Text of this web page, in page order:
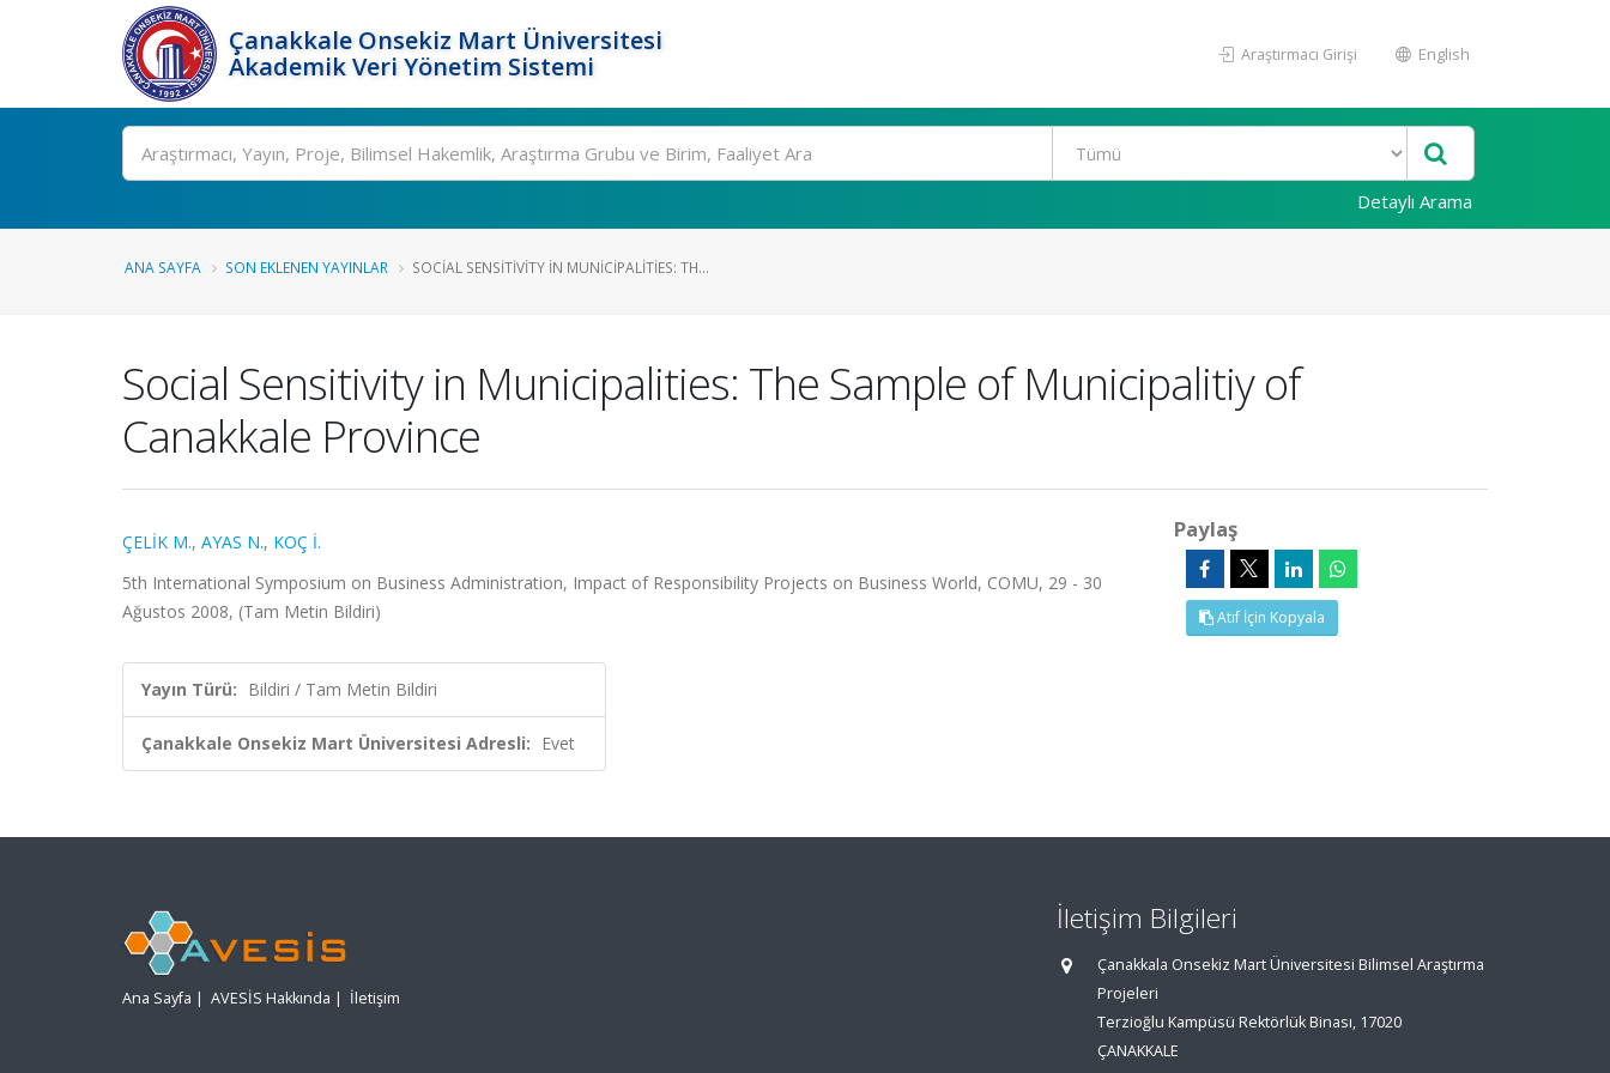
Çanakkale Onsekiz Mart Üniversitesi
Akademik Veri Yönetim Sistemi
Araştırmacı Girişi English
Ara
Detaylı Arama
ANA SAYFA SON EKLENEN YAYINLAR SOCIAL SENSITIVITY IN MUNICIPALITIES: TH...
Social Sensitivity in Municipalities: The Sample of Municipalitiy of
Canakkale Province
ÇELİK M., AYAS N., KOÇ İ.
5th International Symposium on Business Administration, Impact of Responsibility Projects on Business World, COMU, 29 - 30
Ağustos 2008, (Tam Metin Bildiri)
Yayın Türü: Bildiri / Tam Metin Bildiri
Çanakkale Onsekiz Mart Üniversitesi Adresli: Evet
Paylaş
Atıf İçin Kopyala
Ana Sayfa | AVESİS Hakkında | İletişim
İletişim Bilgileri
Çanakkala Onsekiz Mart Üniversitesi Bilimsel Araştırma
Projeleri
Terzioğlu Kampüsü Rektörlük Binası, 17020
ÇANAKKALE